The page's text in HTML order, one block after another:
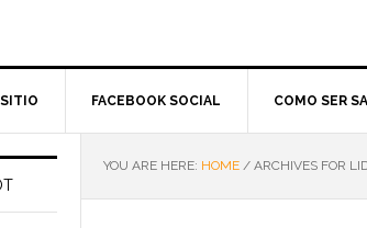
FACEBOOK SOCIAL COMO SER
YOU ARE HERE: HOME / ARCHIVES FOR